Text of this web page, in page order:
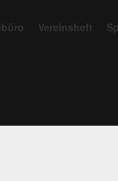
Vereinsheft